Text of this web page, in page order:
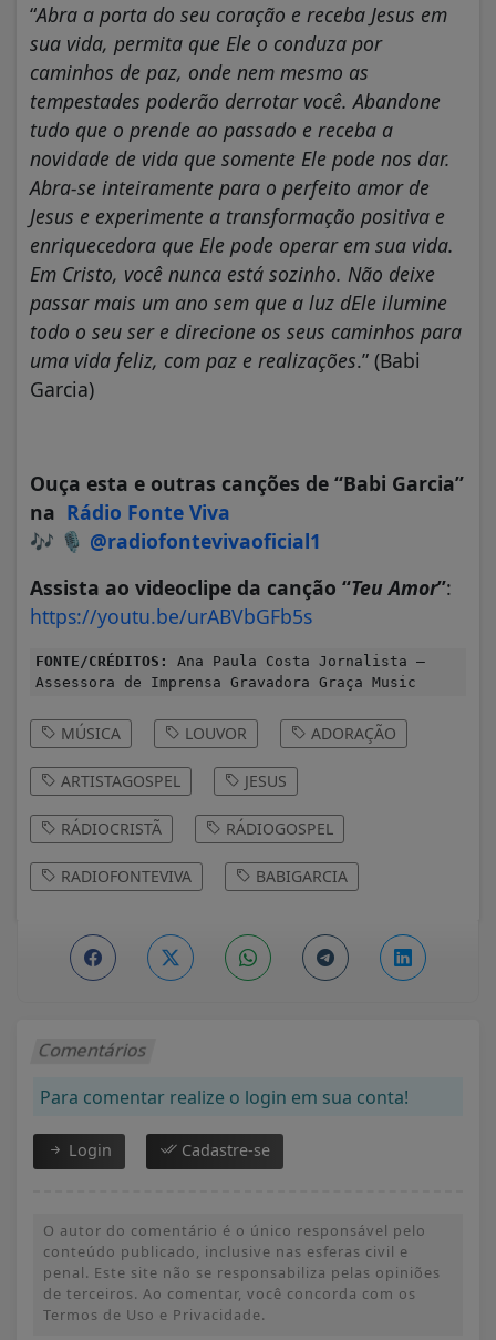
“Abra a porta do seu coração e receba Jesus em
sua vida, permita que Ele o conduza por
caminhos de paz, onde nem mesmo as
tempestades poderão derrotar você. Abandone
tudo que o prende ao passado e receba a
novidade de vida que somente Ele pode nos dar.
Abra-se inteiramente para o perfeito amor de
Jesus e experimente a transformação positiva e
enriquecedora que Ele pode operar em sua vida.
Em Cristo, você nunca está sozinho. Não deixe
passar mais um ano sem que a luz dEle ilumine
todo o seu ser e direcione os seus caminhos para
uma vida feliz, com paz e realizações.” (Babi
Garcia)
Ouça esta e outras canções de “Babi Garcia”
na Rádio Fonte Viva
🎶 🎙️ @radiofontevivaoficial1
Assista ao videoclipe da canção “Teu Amor”:
https://youtu.be/urABVbGFb5s
FONTE/CRÉDITOS:
Ana Paula Costa Jornalista –
Assessora de Imprensa Gravadora Graça Music
MÚSICA LOUVOR ADORAÇÃO
ARTISTAGOSPEL JESUS
RÁDIOCRISTÃ RÁDIOGOSPEL
RADIOFONTEVIVA BABIGARCIA
Comentários
Para comentar realize o login em sua conta!
Login Cadastre-se
O autor do comentário é o único responsável pelo
conteúdo publicado, inclusive nas esferas civil e
penal. Este site não se responsabiliza pelas opiniões
de terceiros. Ao comentar, você concorda com os
Termos de Uso e Privacidade.